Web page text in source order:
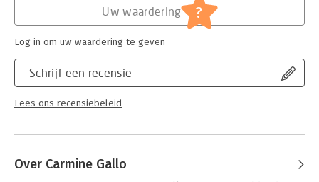
Verschijningsdatum:
31-7-2013
Hoofdrubriek:
Schrijf een recensie
Lees ons recensiebeleid
Uw waardering ?
Log in om uw waardering te geven
Over Carmine Gallo